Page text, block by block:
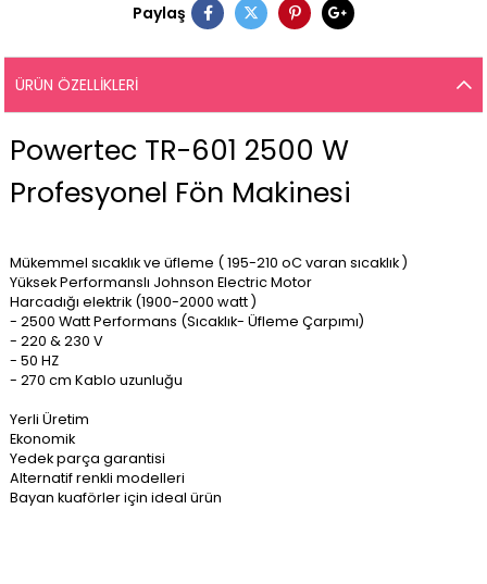
Paylaş
ÜRÜN ÖZELLIKLERI
Powertec TR-601 2500 W
Profesyonel Fön Makinesi
Mükemmel sıcaklık ve üfleme ( 195-210 oC varan sıcaklık )
Yüksek Performanslı Johnson Electric Motor
Harcadığı elektrik (1900-2000 watt )
- 2500 Watt Performans (Sıcaklık- Üfleme Çarpımı)
- 220 & 230 V
- 50 HZ
- 270 cm Kablo uzunluğu
Yerli Üretim
Ekonomik
Yedek parça garantisi
Alternatif renkli modelleri
Bayan kuaförler için ideal ürün